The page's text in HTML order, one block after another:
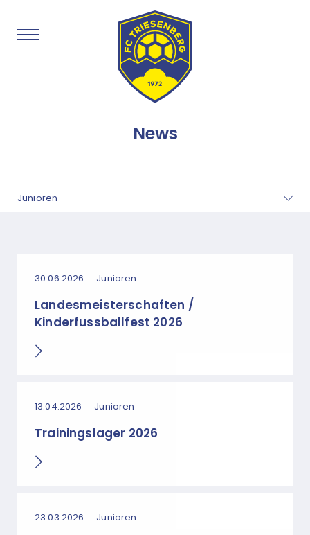
News
30.06.2026 Junioren
Landesmeisterschaften /
Kinderfussballfest 2026
13.04.2026 Junioren
Trainingslager 2026
23.03.2026 Junioren